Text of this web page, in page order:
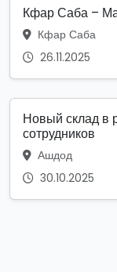
Кфар Саба –
Кфар Саба
26.11.2025
Новый склад в
сотрудников
Ашдод
30.10.2025